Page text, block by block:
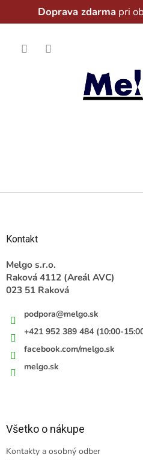
Doprava zdarma pri
obsah
Kontakt
Melgo s.r.o.
Raková 4112 (Areál AVC)
023 51 Raková
podpora@melgo.sk
+421 952 389 484 (10:00-
facebook.com/melgo.sk
melgo.sk
Všetko o nákupe
Kontakty a osobný odber